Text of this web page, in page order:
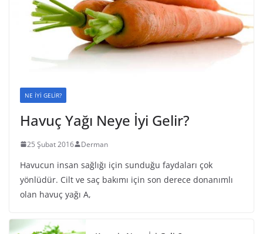
NE İYİ GELİR?
Havuç Yağı Neye İyi Gelir?
25 Şubat 2016 Derman
Havucun insan sağlığı için sunduğu faydaları çok
yönlüdür. Cilt ve saç bakımı için son derece donanımlı
olan havuç yağı A,